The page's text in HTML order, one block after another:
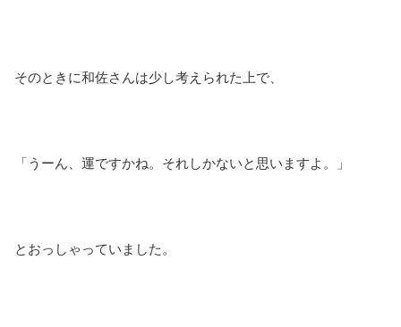
そのときに和佐さんは少し考えられた上で、
「うーん、運ですかね。それしかないと思いますよ。」
とおっしゃっていました。